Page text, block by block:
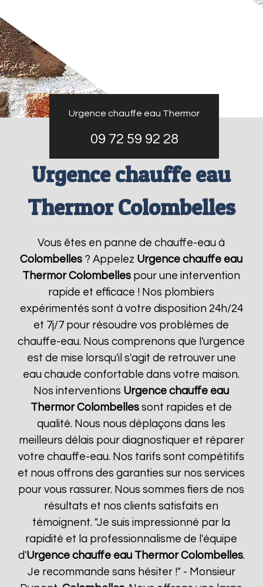
Urgence chauffe eau Thermor
09 72 59 92 28
Urgence chauffe eau
Thermor Colombelles
Vous êtes en panne de chauffe-eau à
Colombelles ? Appelez Urgence chauffe eau
Thermor Colombelles pour une intervention
rapide et efficace ! Nos plombiers
expérimentés sont à votre disposition 24h/24
et 7j/7 pour résoudre vos problèmes de
chauffe-eau. Nous comprenons que l'urgence
est de mise lorsqu'il s'agit de retrouver une
eau chaude confortable dans votre maison.
Nos interventions Urgence chauffe eau
Thermor Colombelles sont rapides et de
qualité. Nous nous déplaçons dans les
meilleurs délais pour diagnostiquer et réparer
votre chauffe-eau. Nos tarifs sont compétitifs
et nous offrons des garanties sur nos services
pour vous rassurer. Nous sommes fiers de nos
résultats et nos clients satisfaits en
témoignent. "Je suis impressionné par la
rapidité et la professionnalisme de l'équipe
d'Urgence chauffe eau Thermor Colombelles.
Je recommande sans hésiter !" - Monsieur